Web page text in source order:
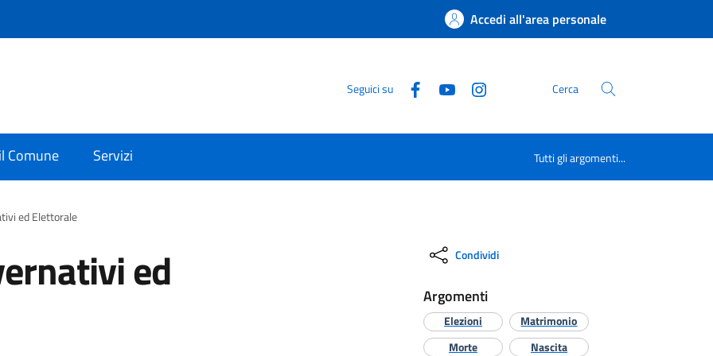
Accedi all'area personale
Seguici su Cerca
Comune Servizi Tutti gli argomenti...
ed Elettorale
ed Condividi
Argomenti
Elezioni
Matrimonio
Morte
Nascita